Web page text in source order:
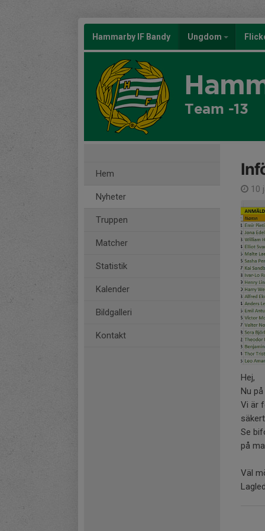
Hammarby IF Bandy Ungdom
Team -13
Hem
Nyheter
Truppen
Matcher
Statistik
Kalender
Bildgalleri
Kontakt
10
Hej,
Nu
Vi är
Se
på
Väl